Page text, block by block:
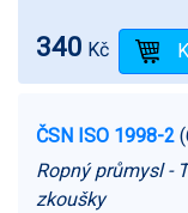
340 Kč
ČSN ISO 1998-2
Ropný průmysl -
zkoušky